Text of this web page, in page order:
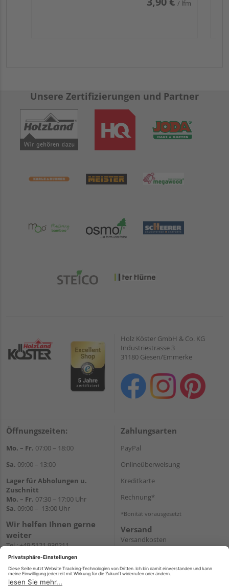
/ lfm
Unsere Zertifizierungen und Partner
Holz Köster GmbH & Co. KG
Industriestrasse 3
31180 Giesen/Emmerke
Öffnungszeiten:
Mo. – Fr. 07:00 – 18:00
Sa. 09:00 – 13:00
Lager für Abholungen u.
Zuschnitt
Mo. – Fr. 07:30 – 17:00 Uhr
Sa. 09:00 – 13:00 Uhr
Wir helfen Ihnen gerne
weiter
Tel.:+49 5121 930211
E-Mail:holzlandshop@holzland-
Newsletter
Zahlungsarten
PayPal
Onlineüberweisung
Kreditkarte
Rechnung*
*Bonität vorausgesetzt
Versand
Versandkosten